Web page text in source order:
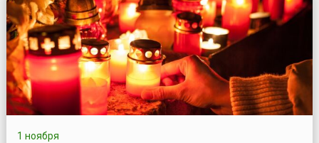
известен как «Все Освящающи...
1 ноября